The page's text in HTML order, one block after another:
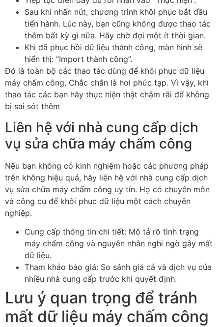
Sau khi nhấn nút, chương trình khôi phục bắt đầu
tiến hành. Lúc này, bạn cũng không được thao tác
thêm bất kỳ gì nữa. Hãy chờ đợi một ít thời gian.
Khi đã phục hồi dữ liệu thành công, màn hình sẽ
hiển thị: “Import thành công”.
Đó là toàn bộ các thao tác dùng để khôi phục dữ liệu
máy chấm công. Chắc chắn là hơi phức tạp. Vì vậy, khi
thao tác các bạn hãy thực hiện thật chậm rãi để không
bị sai sót thêm
Liên hệ với nhà cung cấp dịch
vụ sửa chữa máy chấm công
Nếu bạn không có kinh nghiệm hoặc các phương pháp
trên không hiệu quả, hãy liên hệ với nhà cung cấp dịch
vụ sửa chữa máy chấm công uy tín. Họ có chuyên môn
và công cụ để khôi phục dữ liệu một cách chuyên
nghiệp.
Cung cấp thông tin chi tiết: Mô tả rõ tình trạng
máy chấm công và nguyên nhân nghi ngờ gây mất
dữ liệu.
Tham khảo báo giá: So sánh giá cả và dịch vụ của
nhiều nhà cung cấp trước khi quyết định.
Lưu ý quan trọng để tránh
mất dữ liệu máy chấm công